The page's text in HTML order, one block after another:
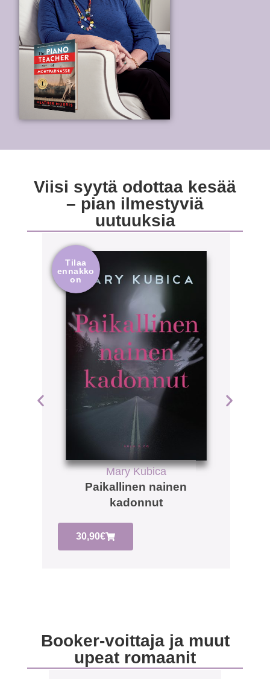
Viisi syytä odottaa kesää
– pian ilmestyviä
uutuuksia
Tilaa
ennakko
on
Mary Kubica
Paikallinen nainen
kadonnut
30,90€
Booker-voittaja ja muut
upeat romaanit